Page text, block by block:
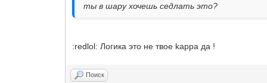
ты в шару хочешь седлать это?
:redlol: Логика это не твое kappa да !
Поиск